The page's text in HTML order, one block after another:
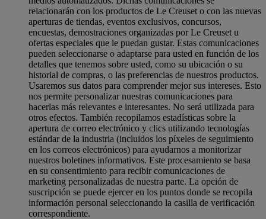
relacionarán con los productos de Le Creuset o con las nuevas
aperturas de tiendas, eventos exclusivos, concursos,
encuestas, demostraciones organizadas por Le Creuset u
ofertas especiales que le puedan gustar. Estas comunicaciones
pueden seleccionarse o adaptarse para usted en función de los
detalles que tenemos sobre usted, como su ubicación o su
historial de compras, o las preferencias de nuestros productos.
Usaremos sus datos para comprender mejor sus intereses. Esto
nos permite personalizar nuestras comunicaciones para
hacerlas más relevantes e interesantes. No será utilizada para
otros efectos. También recopilamos estadísticas sobre la
apertura de correo electrónico y clics utilizando tecnologías
estándar de la industria (incluidos los píxeles de seguimiento
en los correos electrónicos) para ayudarnos a monitorizar
nuestros boletines informativos. Este procesamiento se basa
en su consentimiento para recibir comunicaciones de
marketing personalizadas de nuestra parte. La opción de
suscripción se puede ejercer en los puntos donde se recopila
información personal seleccionando la casilla de verificación
correspondiente.